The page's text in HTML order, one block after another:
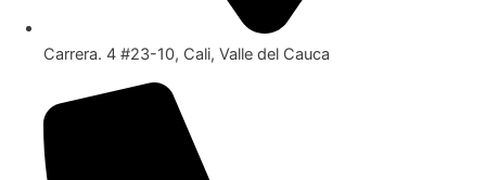
Carrera. 4 #23-10, Cali, Valle del Cauca